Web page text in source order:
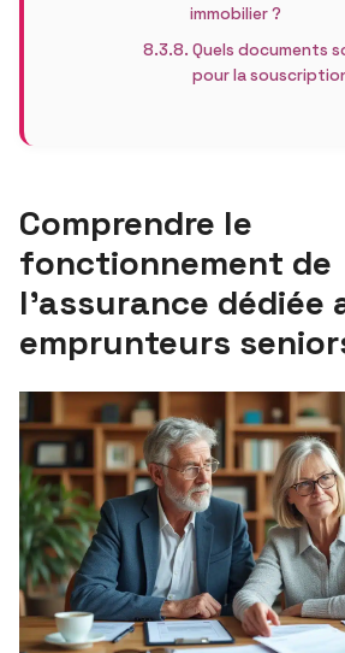
immobilier ?
Quels documents
pour la
Comprendre le
fonctionnement de
l’assurance dédiée
emprunteurs